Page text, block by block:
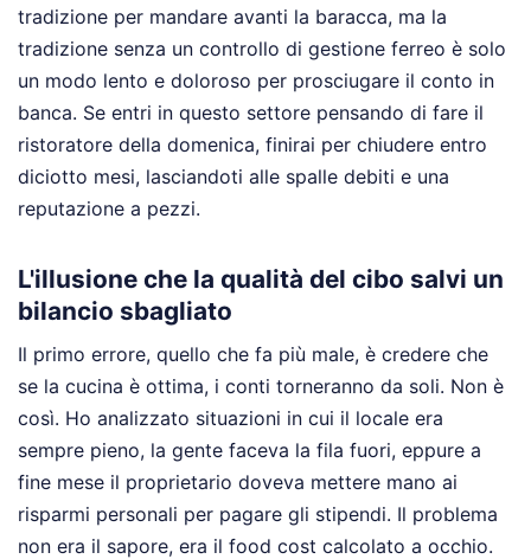
tradizione per mandare avanti la baracca, ma la
tradizione senza un controllo di gestione ferreo è solo
un modo lento e doloroso per prosciugare il conto in
banca. Se entri in questo settore pensando di fare il
ristoratore della domenica, finirai per chiudere entro
diciotto mesi, lasciandoti alle spalle debiti e una
reputazione a pezzi.
L'illusione che la qualità del cibo salvi un
bilancio sbagliato
Il primo errore, quello che fa più male, è credere che
se la cucina è ottima, i conti torneranno da soli. Non è
così. Ho analizzato situazioni in cui il locale era
sempre pieno, la gente faceva la fila fuori, eppure a
fine mese il proprietario doveva mettere mano ai
risparmi personali per pagare gli stipendi. Il problema
non era il sapore, era il food cost calcolato a occhio.